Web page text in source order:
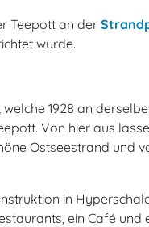
Teepott an der
wurde.
1928 an
Von hier aus
Ostseestrand und
in
ein Café und